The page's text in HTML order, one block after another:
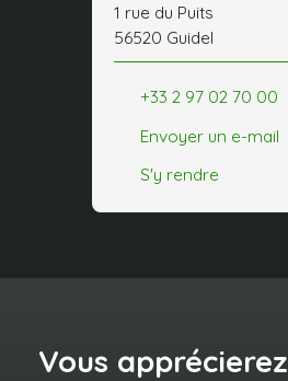
1 rue du Puits
56520 Guidel
+33 2 97 02 70 00
Envoyer un e-mail
S'y rendre
Vous apprécierez